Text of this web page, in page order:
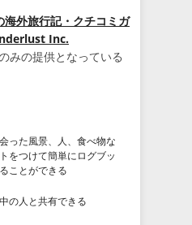
外旅行記・クチコミガ
Inc.
みの提供となっている
った風景、人、食べ物な
をつけて簡単にログブッ
ことができる
の人と共有できる